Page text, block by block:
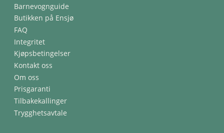
Barnevognguide
Butikken på Ensjø
FAQ
Integritet
Kjøpsbetingelser
Kontakt oss
Om oss
Prisgaranti
Tilbakekallinger
Trygghetsavtale